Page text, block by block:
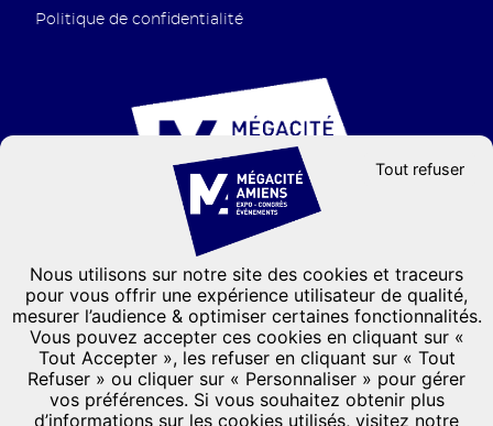
Politique de confidentialité
Groupe GL events
CONTACTEZ-NOUS
Formulaire de contact
03 22 66 33 33
101, Avenue de l'hippodrome
Nous utilisons sur notre site des cookies et traceurs
pour vous offrir une expérience utilisateur de qualité,
mesurer l’audience & optimiser certaines fonctionnalités.
Vous pouvez accepter ces cookies en cliquant sur «
Tout Accepter », les refuser en cliquant sur « Tout
Refuser » ou cliquer sur « Personnaliser » pour gérer
vos préférences. Si vous souhaitez obtenir plus
d’informations sur les cookies utilisés, visitez notre
Tout refuser